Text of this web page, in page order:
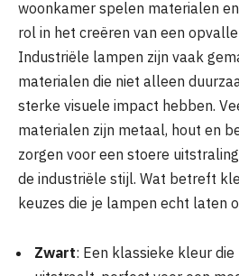
woonkamer spelen materialen
rol in het creëren van een
Industriële lampen zijn vaak
materialen die niet alleen
sterke visuele impact hebben.
materialen zijn metaal, hout en
zorgen voor een stoere
de industriële stijl. Wat betreft
keuzes die je lampen echt laten
Zwart: Een klassieke kleur